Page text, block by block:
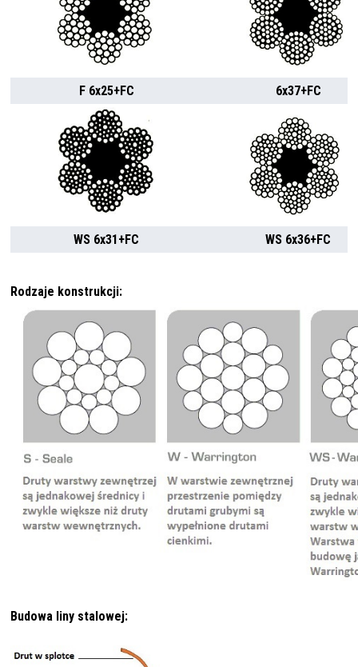
F 6x25+FC 6x37+FC
WS 6x31+FC WS 6x36+FC
Rodzaje konstrukcji:
Budowa liny stalowej: